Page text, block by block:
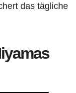
das tägliche